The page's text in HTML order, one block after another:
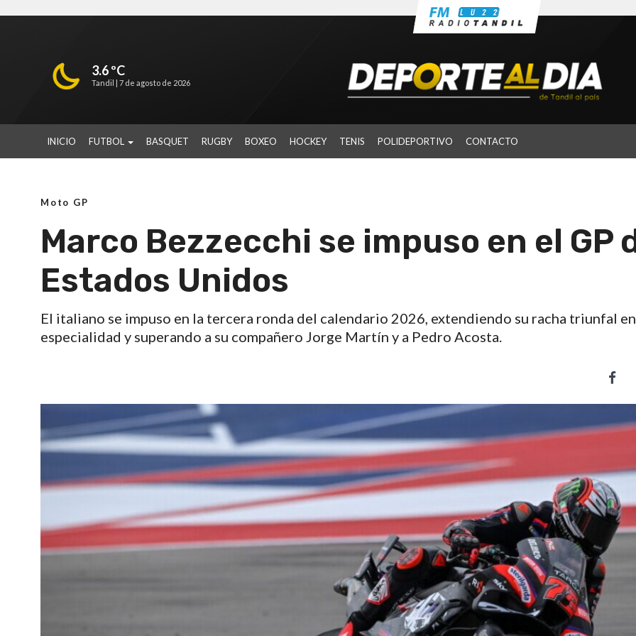
3.6 ºC
Tandil | 7 de agosto de 2026
INICIO FUTBOL BASQUET RUGBY BOXEO HOCKEY TENIS POLIDEPORTIVO CONTACTO
Moto GP
Marco Bezzecchi se impuso en el GP
Estados Unidos
El italiano se impuso en la tercera ronda del calendario 2026, extendiendo su racha triunfal
especialidad y superando a su compañero Jorge Martín y a Pedro Acosta.